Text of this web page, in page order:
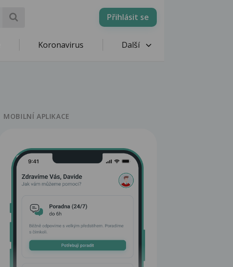
Přihlásit se
Koronavirus Další
MOBILNÍ APLIKACE